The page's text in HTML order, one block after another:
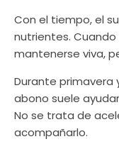
Con el tiempo, el
nutrientes.
mantenerse viva,
Durante primavera
abono suele
No se trata de
acompañarlo.